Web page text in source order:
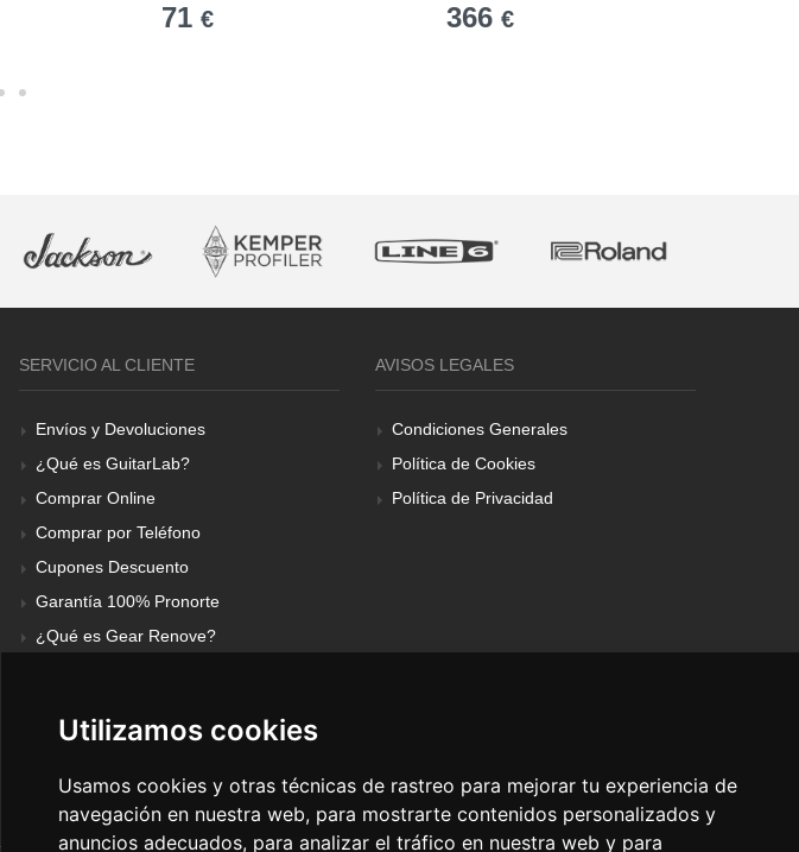
Utilizamos cookies
Usamos cookies y otras técnicas de rastreo para mejorar tu experiencia de
navegación en nuestra web, para mostrarte contenidos personalizados y
anuncios adecuados, para analizar el tráfico en nuestra web y para
71 € 366 €
SERVICIO AL CLIENTE
Envíos y Devoluciones
¿Qué es GuitarLab?
Comprar Online
Comprar por Teléfono
Cupones Descuento
Garantía 100% Pronorte
¿Qué es Gear Renove?
AVISOS LEGALES
Condiciones Generales
Política de Cookies
Política de Privacidad